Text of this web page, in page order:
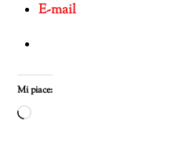
E-mail
Mi piace:
Caricamento